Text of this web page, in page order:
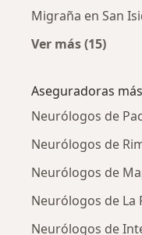
Migraña en San
Ver más (15)
Aseguradoras
Neurólogos de
Neurólogos de
Neurólogos de
Neurólogos de La
Neurólogos de